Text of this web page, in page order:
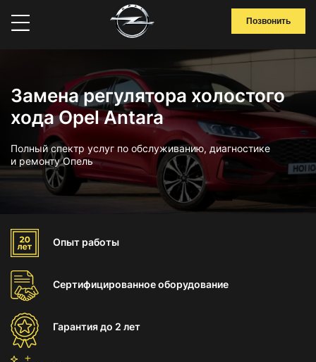
Позвонить
Замена регулятора холостого
хода Opel Antara
Полный спектр услуг по обслуживанию, диагностике
и ремонту Опель
Опыт работы
Сертифицированноеоборудование
Гарантиядо 2 лет